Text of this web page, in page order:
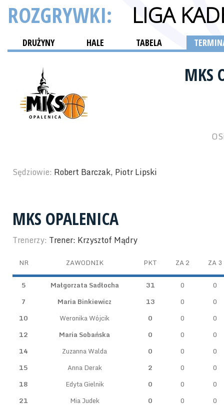
ROZGRYWKI: LIGA
DRUŻYNY HALE TABELA
MKS
Sędziowie: Robert Barczak, Piotr Lipski
MKS OPALENICA
Trenerzy: Trener: Krzysztof Mądry
NR ZAWODNIK PKT ZA 2 ZA 3
5 Małgorzata Sadłocha 31 0
0
7
Maria Binkiewicz 13 0
0
10
Weronika Wójcik 0 0
0
12
Maria Sobańska 0 0
0
14
Zuzanna Walda 0 0
0
15
Anna Derak 2 0
0
18
Edyta Gielnik 0 0
0
21
Mia Judek 0 0
0